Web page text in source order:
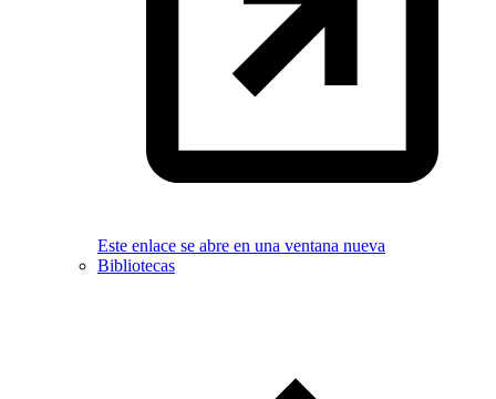
Este enlace se abre en una ventana nueva
Bibliotecas